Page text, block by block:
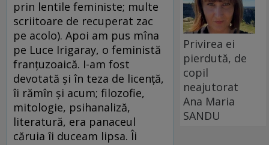
prin lentile feministe; multe
scriitoare de recuperat zac
pe acolo). Apoi am pus mîna
pe Luce Irigaray, o feministă
franţuzoaică. I-am fost
devotată şi în teza de licenţă,
îi rămîn şi acum; filozofie,
mitologie, psihanaliză,
literatură, era panaceul
căruia îi duceam lipsa. Îi
Privirea ei
pierdută, de
copil
neajutorat
Ana Maria
SANDU